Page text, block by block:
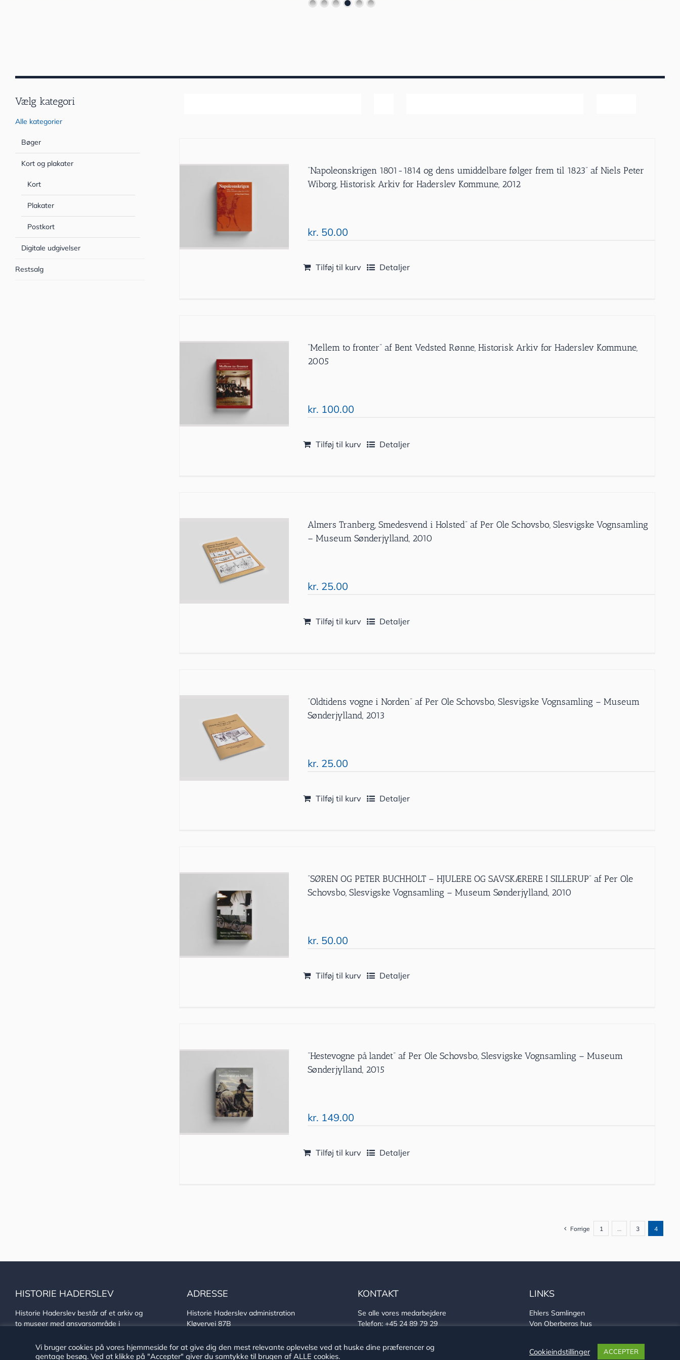
”Napoleonskrigen 1801-1814 og dens umiddelbare følger frem til 1823” af Niels Peter
Wiborg, Historisk Arkiv for Haderslev Kommune, 2012
kr. 50.00
Tilføj til kurv Detaljer
”Mellem to fronter” af Bent Vedsted Rønne, Historisk Arkiv for Haderslev Kommune,
2005
kr. 100.00
Tilføj til kurv Detaljer
Almers Tranberg, Smedesvend i Holsted” af Per Ole Schovsbo, Slesvigske Vognsamling
– Museum Sønderjylland, 2010
kr. 25.00
Tilføj til kurv Detaljer
”Oldtidens vogne i Norden” af Per Ole Schovsbo, Slesvigske Vognsamling – Museum
Sønderjylland, 2013
kr. 25.00
Tilføj til kurv Detaljer
”SØREN OG PETER BUCHHOLT – HJULERE OG SAVSKÆRERE I SILLERUP” af Per Ole
Schovsbo, Slesvigske Vognsamling – Museum Sønderjylland, 2010
kr. 50.00
Tilføj til kurv Detaljer
”Hestevogne på landet” af Per Ole Schovsbo, Slesvigske Vognsamling – Museum
Sønderjylland, 2015
kr. 149.00
Tilføj til kurv Detaljer
Forrige 1 … 3 4
Vælg kategori
Alle kategorier
Bøger
Kort og plakater
Kort
Plakater
Postkort
Digitale udgivelser
Restsalg
HISTORIE HADERSLEV
Historie Haderslev består af et arkiv og
to museer med ansvarsområde i
Tilgængelighedserklæring
ADRESSE
Historie Haderslev administration
Kløvervej 87B
CVR: 29189757
EAN: 579 800 522 4037
KONTAKT
Se alle vores medarbejdere
Telefon: +45 24 89 79 29
Find os på Facebook
LINKS
Ehlers Samlingen
Von Oberbergs hus
Vi bruger cookies på vores hjemmeside for at give dig den mest relevante oplevelse ved at huske dine præferencer og
gentage besøg. Ved at klikke på "Accepter" giver du samtykke til brugen af ALLE cookies.
Cookieindstillinger ACCEPTER